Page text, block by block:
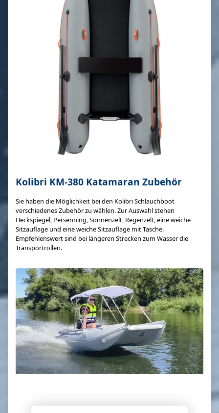
Kolibri KM-380 Katamaran Zubehör
Sie haben die Möglichkeit bei den Kolibri Schlauchboot
verschiedenes Zubehör zu wählen. Zur Auswahl stehen
Heckspiegel, Persenning, Sonnenzelt, Regenzelt, eine weiche
Sitzauflage und eine weiche Sitzauflage mit Tasche.
Empfehlenswert sind bei längeren Strecken zum Wasser die
Transportrollen.